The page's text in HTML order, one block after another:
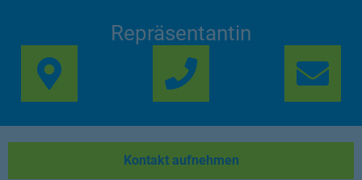
Repräsentantin
Link Opens in New
Kontakt aufnehmen